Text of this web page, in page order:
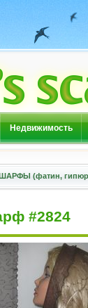
Недвижимость
(фатин,
#2824